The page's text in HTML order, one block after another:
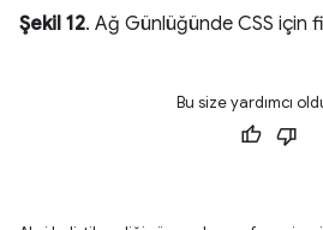
Şekil 12. Ağ Günlüğünde CSS için
Bu size yardımcı